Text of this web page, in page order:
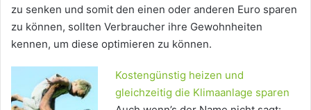
zu senken und somit den einen oder anderen Euro sparen
zu können, sollten Verbraucher ihre Gewohnheiten
kennen, um diese optimieren zu können.
Kostengünstig heizen und
gleichzeitig die Klimaanlage sparen